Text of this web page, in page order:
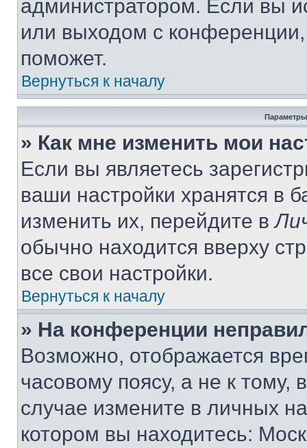
администратором. Если вы
или выходом с
поможет.
Вернуться к началу
Параметры
» Как мне изменить мои
Если вы являетесь
ваши настройки хранятся в
изменить их, перейдите в
обычно находится вверху
все свои настройки.
Вернуться к началу
» На конференции
Возможно, отображается
часовому поясу, а не к тому,
случае измените в личных
котором вы находитесь: